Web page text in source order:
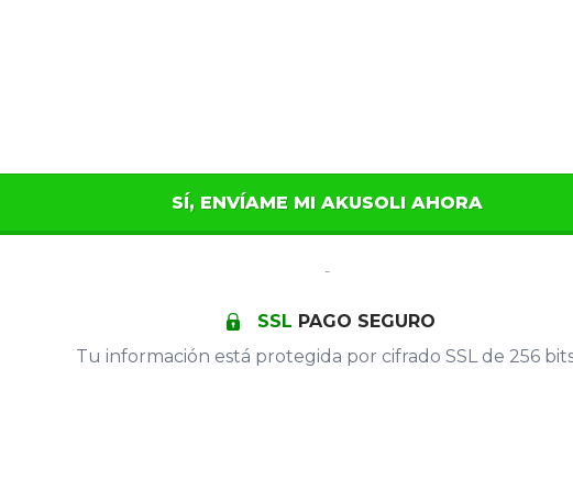
SÍ, ENVÍAME MI AKUSOLI AHORA
-
SSL PAGO SEGURO
Tu información está protegida por cifrado SSL de 256